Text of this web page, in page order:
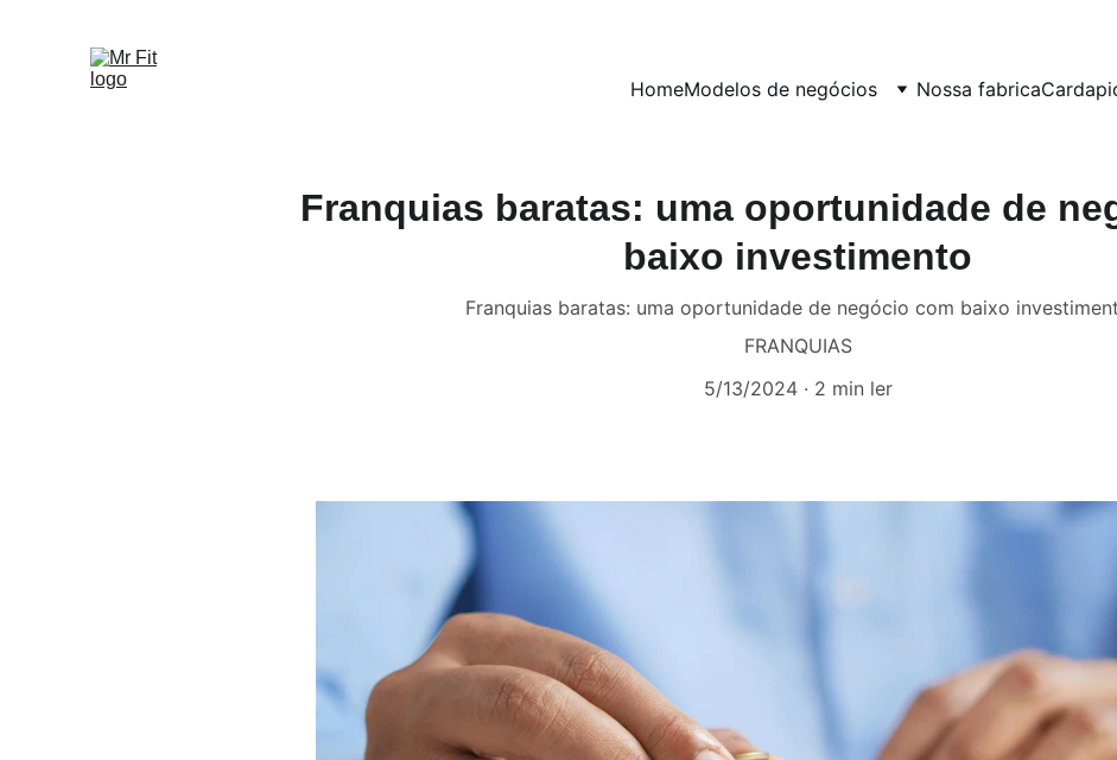
HomeModelos de negócios Nossa fabrica
Franquias baratas: uma oportunidade de
baixo investimento
Franquias baratas: uma oportunidade de negócio com baixo
FRANQUIAS
5/13/2024
2 min ler